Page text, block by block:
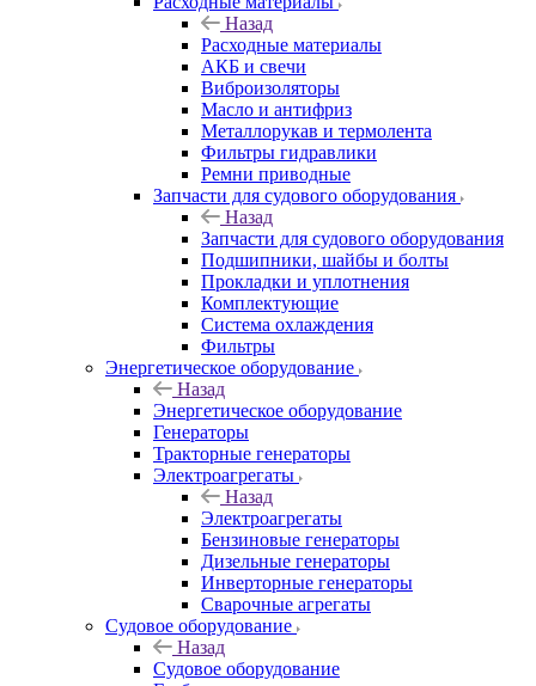
Назад
Расходные материалы
АКБ и свечи
Виброизоляторы
Масло и антифриз
Металлорукав и термолента
Фильтры гидравлики
Ремни приводные
Запчасти для судового оборудования
Назад
Запчасти для судового оборудования
Подшипники, шайбы и болты
Прокладки и уплотнения
Комплектующие
Система охлаждения
Фильтры
Энергетическое оборудование
Назад
Энергетическое оборудование
Генераторы
Тракторные генераторы
Электроагрегаты
Назад
Электроагрегаты
Бензиновые генераторы
Дизельные генераторы
Инверторные генераторы
Сварочные агрегаты
Судовое оборудование
Назад
Судовое оборудование